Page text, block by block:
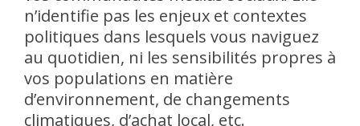
n’identifie pas les enjeux et contextes
politiques dans lesquels vous naviguez
au quotidien, ni les sensibilités propres à
vos populations en matière
d’environnement, de changements
climatiques, d’achat local, etc.